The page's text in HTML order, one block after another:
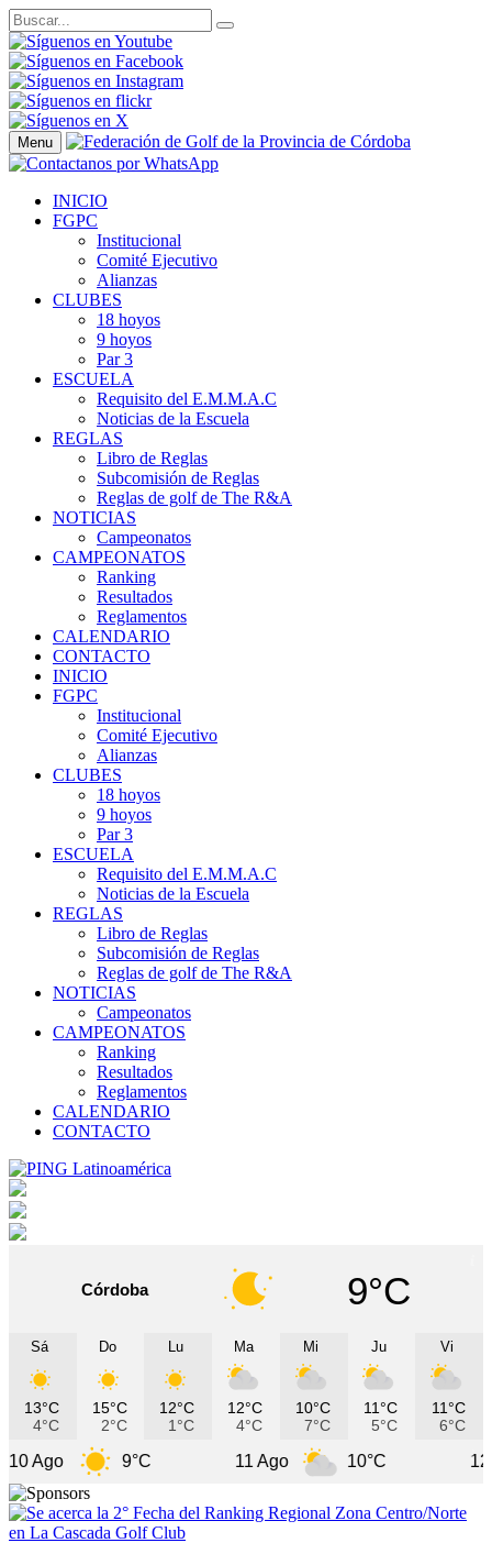
Menu
INICIO
FGPC
Institucional
Comité Ejecutivo
Alianzas
CLUBES
18 hoyos
9 hoyos
Par 3
ESCUELA
Requisito del E.M.M.A.C
Noticias de la Escuela
REGLAS
Libro de Reglas
Subcomisión de Reglas
Reglas de golf de The R&A
NOTICIAS
Campeonatos
CAMPEONATOS
Ranking
Resultados
Reglamentos
CALENDARIO
CONTACTO
INICIO
FGPC
Institucional
Comité Ejecutivo
Alianzas
CLUBES
18 hoyos
9 hoyos
Par 3
ESCUELA
Requisito del E.M.M.A.C
Noticias de la Escuela
REGLAS
Libro de Reglas
Subcomisión de Reglas
Reglas de golf de The R&A
NOTICIAS
Campeonatos
CAMPEONATOS
Ranking
Resultados
Reglamentos
CALENDARIO
CONTACTO
Córdoba 9°C
Sá
13°C
4°C
Do
15°C
2°C
Lu
12°C
1°C
Ma
12°C
4°C
Mi
10°C
7°C
Ju
11°C
5°C
Vi
11°C
6°C
9°C 10°C